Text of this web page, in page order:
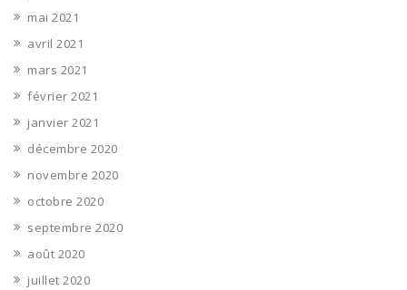
mai 2021
avril 2021
mars 2021
février 2021
janvier 2021
décembre 2020
novembre 2020
octobre 2020
septembre 2020
août 2020
juillet 2020